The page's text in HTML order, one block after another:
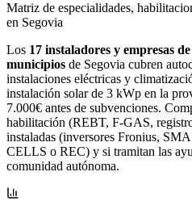
Matriz de especialidades,
en Segovia
Los 17 instaladores y empresas
municipios de Segovia cubren
instalaciones eléctricas y
instalación solar de 3 kWp en la
7.000€ antes de subvenciones.
habilitación (REBT, F-GAS,
instaladas (inversores Fronius,
CELLS o REC) y si tramitan las
comunidad autónoma.